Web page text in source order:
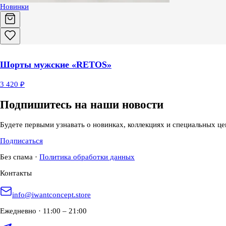
Новинки
Шорты мужские «RETOS»
3 420 ₽
Подпишитесь на наши новости
Будете первыми узнавать о новинках, коллекциях и специальных
Подписаться
Без спама · Политика обработки данных
Контакты
info@iwantconcept.store
Ежедневно · 11:00 – 21:00